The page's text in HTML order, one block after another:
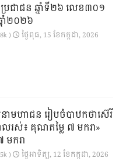
ប្រជាជន ឆ្នាំទី២៦ លេខ៣០១
ាំ២០២៦
) ថ្ងៃ​ពុធ, 15 ខែ​កក្កដា, 2026
មហាជន រៀបចំបាឋកថាស៊េរី
រស់៖ គុណតម្លៃ ៧ មករា»
មករា
) ថ្ងៃ​អាទិត្យ, 12 ខែ​កក្កដា, 2026